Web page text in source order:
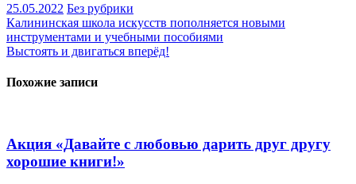
25.05.2022 Без рубрики
Навигация
по
Калининская школа искусств пополняется новыми
инструментами и учебными пособиями
Выстоять и двигаться вперёд!
Похожие записи
Акция «Давайте с любовью дарить друг другу
хорошие книги!»